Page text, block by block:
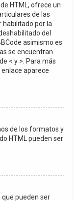
HTML, ofrece un
de las
habilitado por la
del
asimismo es
se encuentran
< y >. Para más
aparece
de los formatos y
HTML pueden ser
que pueden ser